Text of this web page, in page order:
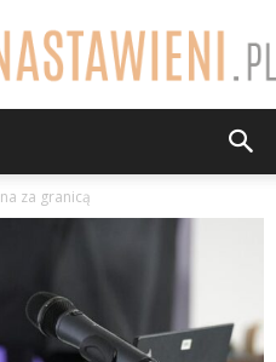
za granicą